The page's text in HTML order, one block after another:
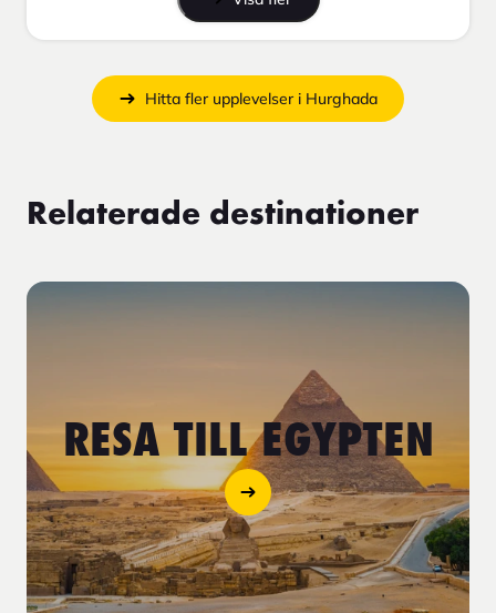
Hitta fler upplevelser i Hurghada
Relaterade destinationer
RESA TILL EGYPTEN